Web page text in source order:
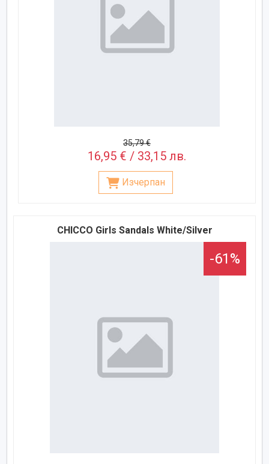
35,79 €
16,95 € / 33,15 лв.
Изчерпан
CHICCO Girls Sandals White/Silver
-61%